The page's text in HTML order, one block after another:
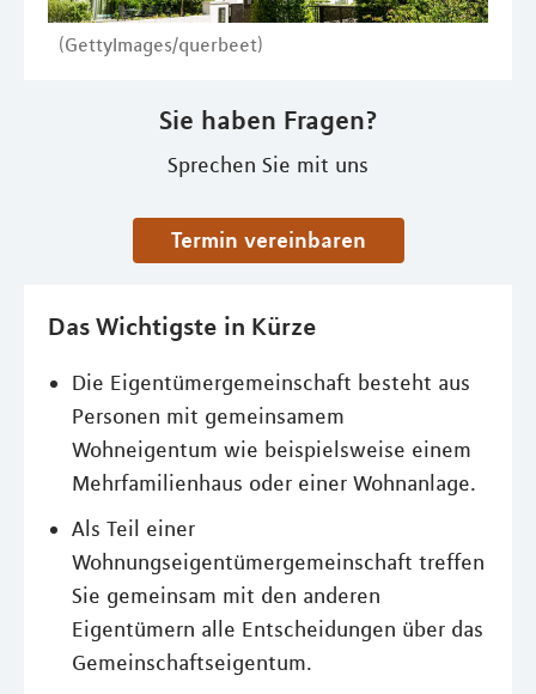
(GettyImages/querbeet)
Sie haben Fragen?
Sprechen Sie mit uns
Termin vereinbaren
Das Wichtigste in Kürze
Die Eigentümergemeinschaft besteht aus
Personen mit gemeinsamem
Wohneigentum wie beispielsweise einem
Mehrfamilienhaus oder einer Wohnanlage.
Als Teil einer
Wohnungseigentümergemeinschaft treffen
Sie gemeinsam mit den anderen
Eigentümern alle Entscheidungen über das
Gemeinschaftseigentum.